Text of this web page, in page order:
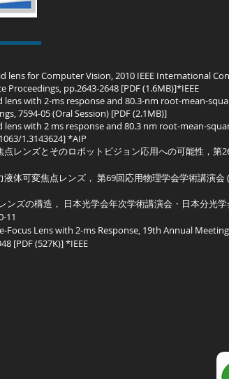
lens for Computer Vision, 2010 IEEE International
pp.2643-2648 [PDF (1.6MB)]*IEEE
with 2-ms response and 80.3-nm root-mean-
7594-05 (Oral Session) [PDF (2.1MB)]
with 2 ms response and 80.3 nm root-mean-
1.3143624] *AIP
レンズとそのロボットビジョン応用への可能性，第
体可変焦点レンズ， 第69回応用物理学会学術講演会
ズの構造， 日本光学会年次学術講演会・日本分光
11
Lens with 2-ms Response, 19th Annual
[PDF (527K)] *IEEE